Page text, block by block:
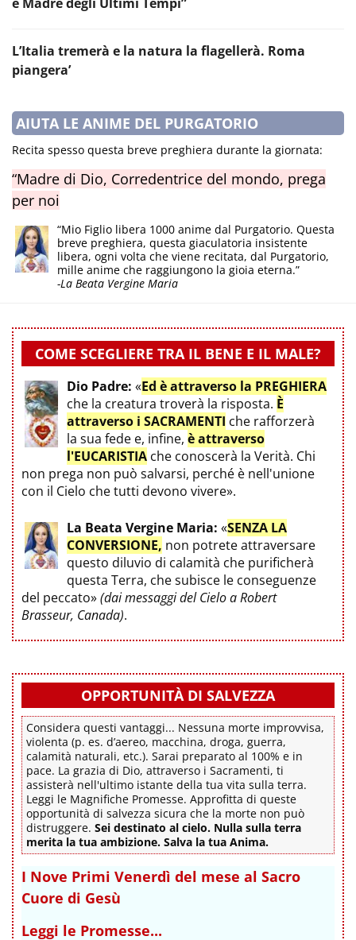
L’Italia tremerà e la natura la flagellerà. Roma
piangera’
AIUTA LE ANIME DEL PURGATORIO
Recita spesso questa breve preghiera durante la giornata:
“Madre di Dio, Corredentrice del mondo, prega
per noi
“Mio Figlio libera 1000 anime dal Purgatorio. Questa
breve preghiera, questa giaculatoria insistente
libera, ogni volta che viene recitata, dal Purgatorio,
mille anime che raggiungono la gioia eterna.”
-La Beata Vergine Maria
COME SCEGLIERE TRA IL BENE E IL MALE?
Dio Padre: «Ed è attraverso la PREGHIERA
che la creatura troverà la risposta. È
attraverso i SACRAMENTI che rafforzerà
la sua fede e, infine, è attraverso
l'EUCARISTIA che conoscerà la Verità. Chi
non prega non può salvarsi, perché è nell'unione
con il Cielo che tutti devono vivere».
La Beata Vergine Maria: «SENZA LA
CONVERSIONE, non potrete attraversare
questo diluvio di calamità che purificherà
questa Terra, che subisce le conseguenze
del peccato»(dai messaggi del Cielo a Robert
Brasseur, Canada).
OPPORTUNITÀ DI SALVEZZA
Considera questi vantaggi... Nessuna morte improvvisa,
violenta (p. es. d’aereo, macchina, droga, guerra,
calamità naturali, etc.). Sarai preparato al 100% e in
pace. La grazia di Dio, attraverso i Sacramenti, ti
assisterà nell'ultimo istante della tua vita sulla terra.
Leggi le Magnifiche Promesse. Approfitta di queste
opportunità di salvezza sicura che la morte non può
distruggere. Sei destinato al cielo. Nulla sulla terra
merita la tua ambizione. Salva la tua Anima.
I Nove Primi Venerdì del mese al Sacro
Cuore di Gesù
Leggi le Promesse...